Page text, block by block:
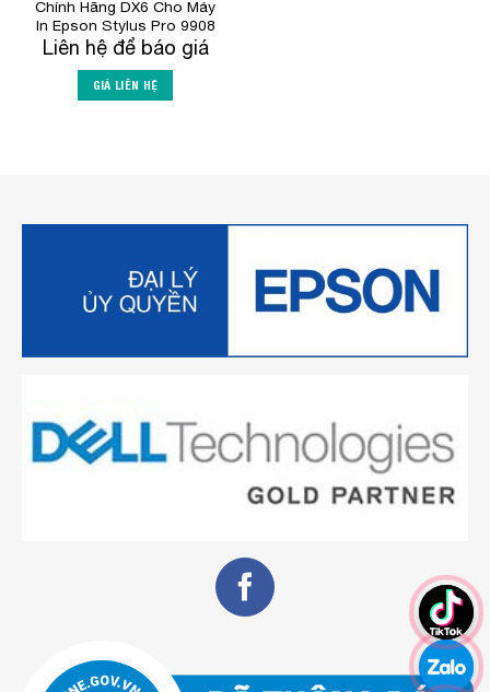
Chính Hãng DX6 Cho Máy
In Epson Stylus Pro 9908
Liên hệ để báo giá
GIÁ LIÊN HỆ